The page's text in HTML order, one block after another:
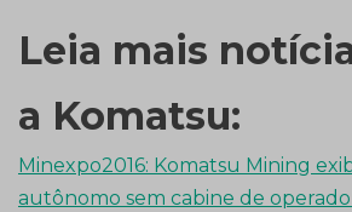
Leia mais
a Komatsu:
Minexpo2016: Komatsu Mining
autônomo sem cabine de